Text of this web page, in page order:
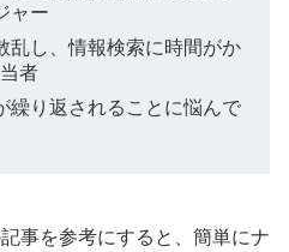
ャー
乱し、情報検索に時間がか
者
繰り返されることに悩んで
事を参考にすると、簡単にナ